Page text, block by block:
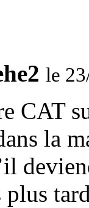
le
CAT
la
plus